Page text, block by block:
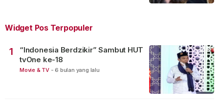
Widget Pos Terpopuler
1
“Indonesia Berdzikir” Sambut HUT
tvOne ke-18
Movie & TV - 6 bulan yang lalu